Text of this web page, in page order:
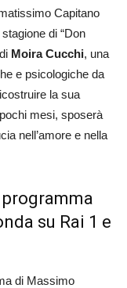
Capitano
di “Don
Moira Cucchi, una
e psicologiche da
la sua
mesi, sposerà
nell’amore e nella
su Rai 1 e
di Massimo